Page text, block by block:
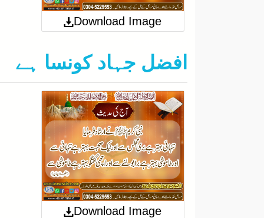
Download Image
افضل جہاد کونسا ہے
Download Image